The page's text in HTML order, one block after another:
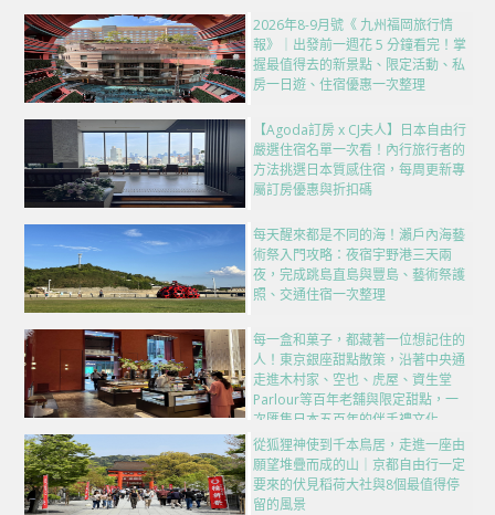
2026年8-9月號《 九州福岡旅行情
報》｜出發前一週花 5 分鐘看完！掌
握最值得去的新景點、限定活動、私
房一日遊、住宿優惠一次整理
【Agoda訂房 x CJ夫人】日本自由行
嚴選住宿名單一次看！內行旅行者的
方法挑選日本質感住宿，每周更新專
屬訂房優惠與折扣碼
每天醒來都是不同的海！瀨戶內海藝
術祭入門攻略：夜宿宇野港三天兩
夜，完成跳島直島與豐島、藝術祭護
照、交通住宿一次整理
每一盒和菓子，都藏著一位想記住的
人！東京銀座甜點散策，沿著中央通
走進木村家、空也、虎屋、資生堂
Parlour等百年老舖與限定甜點，一
次匯集日本五百年的伴手禮文化
從狐狸神使到千本鳥居，走進一座由
願望堆疊而成的山｜京都自由行一定
要來的伏見稻荷大社與8個最值得停
留的風景